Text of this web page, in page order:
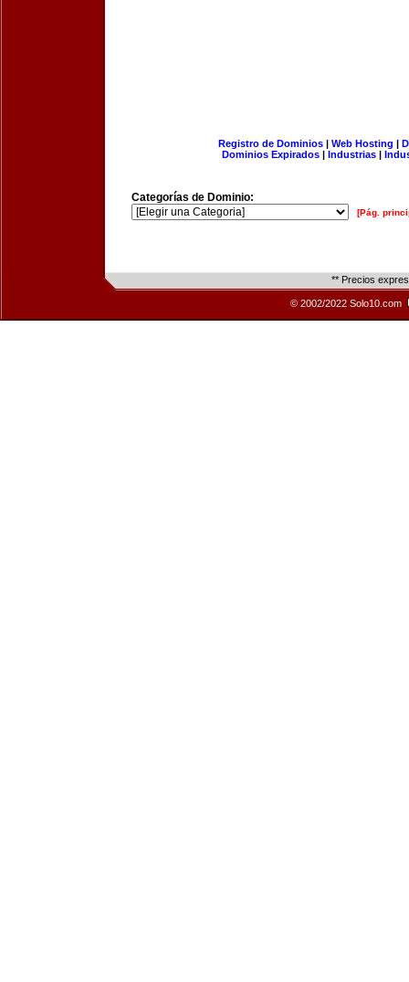
Registro de Dominios| Web Hosting |
Dominios Expirados | Industrias |
Categorías de Dominio:
[Pág.
** Precios
© 2002/2022 Solo10.com